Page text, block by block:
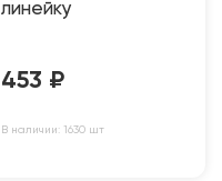
линейку
453 ₽
В наличии: 1630 шт